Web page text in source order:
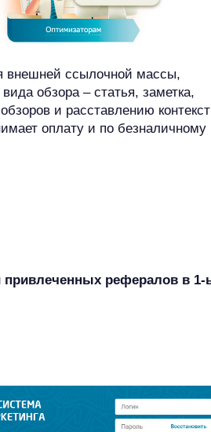
внешней ссылочной массы,
обзора – статья, заметка,
и расставлению
оплату и по безналичному
привлеченных рефералов в 1-